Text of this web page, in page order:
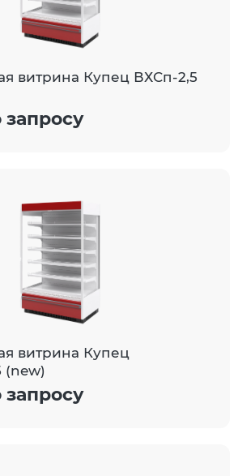
витрина Купец ВХСп-2,5
витрина Купец
(new)